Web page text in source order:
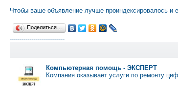
Чтобы ваше объявление лучше проиндексировалось и
Поделиться…
----------------------------
Компьютерная помощь - ЭКСПЕРТ
Компания оказывает услуги по ремонту